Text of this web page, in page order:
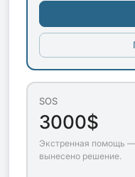
SOS
3000$
Экстренная помощь
вынесено решение.